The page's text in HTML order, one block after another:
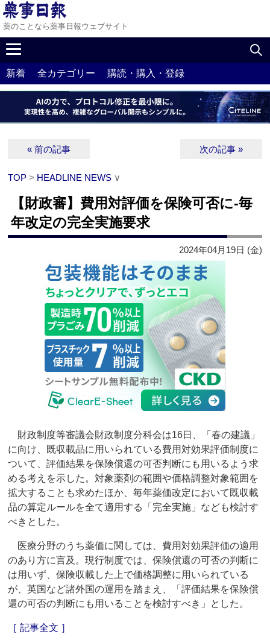
薬のことなら薬事日報ウェブサイト
新着 全カテゴリー 購読・購入・登録
« 前の記事 次の記事 »
TOP > HEADLINE NEWS ∨
【財政審】費用対評価を保険可否に‐毎
年改定の完全実施要求
2024年04月19日 (金)
財政制度等審議会財政制度分科会は16日、「春の建議」
に向け、既収載品に用いられている費用対効果評価制度に
ついて、評価結果を保険償還の可否判断にも用いるよう求
める考えを示した。対象薬剤の範囲や価格調整対象範囲を
拡大することも求めたほか、毎年薬価改定において既収載
品の算定ルールを全て適用する「完全実施」なども検討す
べきとした。
医療分野のうち薬価に関しては、費用対効果評価の適用
のあり方に言及。現行制度では、保険償還の可否の判断に
は用いず、保険収載した上で価格調整に用いられている
が、英国など諸外国の運用を踏まえ、「評価結果を保険償
還の可否の判断にも用いることを検討すべき」とした。
［ 記事全文 ］